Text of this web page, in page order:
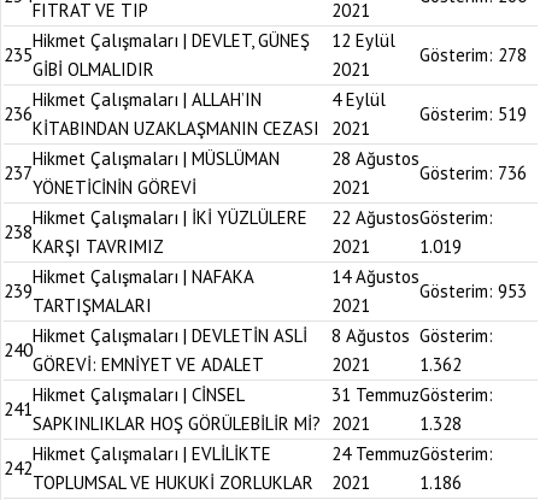
FITRAT VE TIP
2021
235
Hikmet Çalışmaları | DEVLET, GÜNEŞ
GİBİ OLMALIDIR
12 Eylül
2021
Gösterim: 278
236
Hikmet Çalışmaları | ALLAH’IN
KİTABINDAN UZAKLAŞMANIN CEZASI
4 Eylül
2021
Gösterim: 519
237
Hikmet Çalışmaları | MÜSLÜMAN
YÖNETİCİNİN GÖREVİ
28 Ağustos
2021
Gösterim: 736
238
Hikmet Çalışmaları | İKİ YÜZLÜLERE
KARŞI TAVRIMIZ
22 Ağustos
2021
Gösterim:
1.019
239
Hikmet Çalışmaları | NAFAKA
TARTIŞMALARI
14 Ağustos
2021
Gösterim: 953
240
Hikmet Çalışmaları | DEVLETİN ASLİ
GÖREVİ: EMNİYET VE ADALET
8 Ağustos
2021
Gösterim:
1.362
241
Hikmet Çalışmaları | CİNSEL
SAPKINLIKLAR HOŞ GÖRÜLEBİLİR Mİ?
31 Temmuz
2021
Gösterim:
1.328
242
Hikmet Çalışmaları | EVLİLİKTE
TOPLUMSAL VE HUKUKİ ZORLUKLAR
24 Temmuz
2021
Gösterim:
1.186